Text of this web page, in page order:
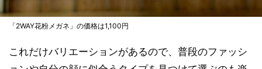
「2WAY花粉メガネ」の価格は1,100円
これだけバリエーションがあるので、普段のファッシ